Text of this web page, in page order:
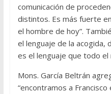
comunicación de
distintos. Es más fuerte
el hombre de hoy”.
el lenguaje de la acogida,
es el lenguaje que todo el
Mons. García Beltrán
“encontramos a